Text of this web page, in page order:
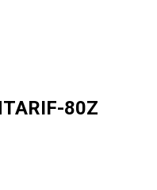
80Z